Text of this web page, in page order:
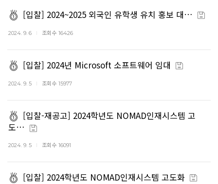
[입찰] 2024~2025 외국인 유학생 유치 홍보 대…
2024. 9. 6 조회수 16426
[입찰] 2024년 Microsoft 소프트웨어 임대
2024. 9. 5 조회수 15977
[입찰-재공고] 2024학년도 NOMAD인재시스템 고
도…
2024. 9. 5 조회수 16091
[입찰] 2024학년도 NOMAD인재시스템 고도화